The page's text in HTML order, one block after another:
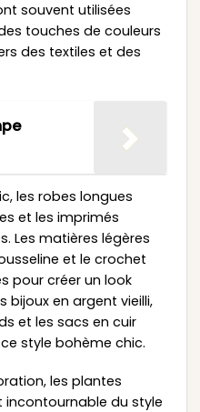
souvent utilisées
touches de couleurs
des textiles et des
les robes longues
et les imprimés
Les matières légères
et le crochet
pour créer un look
bijoux en argent vieilli,
et les sacs en cuir
style bohème chic.
les plantes
incontournable du style